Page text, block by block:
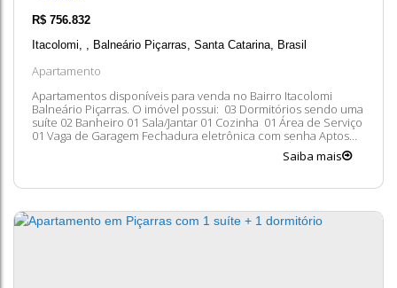
Apartamento
R$ 756.832
Itacolomi
Balneário Piçarras Santa Catarina Brasil
Apartamentos disponíveis para venda no Bairro Itacolomi
Balneário Piçarras. O imóvel possui: 03 Dormitórios sendo uma
suíte 02 Banheiro 01 Sala/Jantar 01 Cozinha 01 Área de Serviço
01 Vaga de Garagem Fechadura eletrônica com senha Aptos
disponíveis: 203, 204, 302, 303, 304, 401, 403, 404 Área privativa
de 74 a 97 m2 Apenas 04 Aptos por andar A 300 metros da praia
Saiba mais